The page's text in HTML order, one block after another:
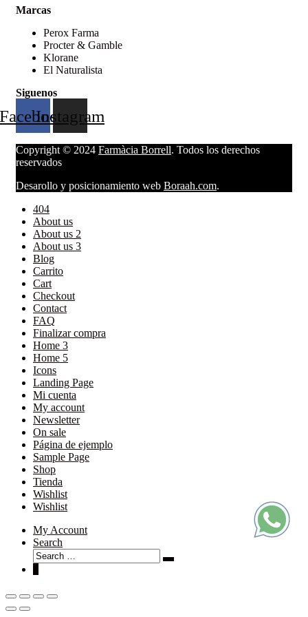
Marcas
Perox Farma
Procter & Gamble
Klorane
El Naturalista
Siguenos
Instagram
Copyright © 2024 Farmàcia Borrell. Todos los derechos
reservados
Desarollo y posicionamiento web Boraah.com.
404
About us
About us 2
About us 3
Blog
Carrito
Cart
Checkout
Contact
FAQ
Finalizar compra
Home 3
Home 5
Icons
Landing Page
Mi cuenta
My account
Newsletter
On sale
Página de ejemplo
Sample Page
Shop
Tienda
Wishlist
Wishlist
My Account
Search
Search
for:
Search